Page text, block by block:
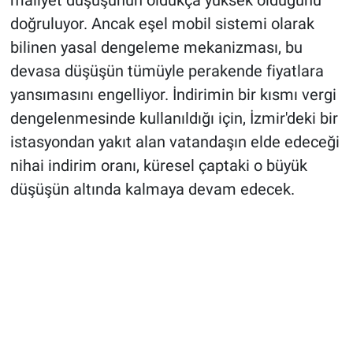
doğruluyor. Ancak eşel mobil sistemi olarak
bilinen yasal dengeleme mekanizması, bu
devasa düşüşün tümüyle perakende fiyatlara
yansımasını engelliyor. İndirimin bir kısmı vergi
dengelenmesinde kullanıldığı için, İzmir'deki bir
istasyondan yakıt alan vatandaşın elde edeceği
nihai indirim oranı, küresel çaptaki o büyük
düşüşün altında kalmaya devam edecek.